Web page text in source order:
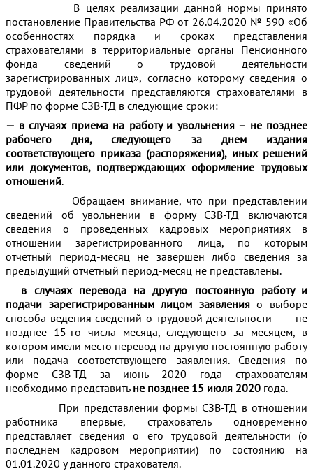
В целях реализации данной нормы принято
постановление Правительства РФ от 26.04.2020 № 590 «Об
особенностях порядка и сроках представления
страхователями в территориальные органы Пенсионного
фонда сведений о трудовой деятельности
зарегистрированных лиц», согласно которому сведения о
трудовой деятельности представляются страхователями в
ПФР по форме СЗВ-ТД в следующие сроки:
— в случаях приема на работу и увольнения – не позднее
рабочего дня, следующего за днем издания
соответствующего приказа (распоряжения), иных решений
или документов, подтверждающих оформление трудовых
отношений.
Обращаем внимание, что при представлении
сведений об увольнении в форму СЗВ-ТД включаются
сведения о проведенных кадровых мероприятиях в
отношении зарегистрированного лица, по которым
отчетный период-месяц не завершен либо сведения за
предыдущий отчетный период-месяц не представлены.
— в случаях перевода на другую постоянную работу и
подачи зарегистрированным лицом заявленияо выборе
способа ведения сведений о трудовой деятельности — не
позднее 15-го числа месяца, следующего за месяцем, в
котором имели место перевод на другую постоянную работу
или подача соответствующего заявления. Сведения по
форме СЗВ-ТД за июнь 2020 года страхователям
необходимо представить не позднее 15 июля 2020 года.
При представлении формы СЗВ-ТД в отношении
работника впервые, страхователь одновременно
представляет сведения о его трудовой деятельности (о
последнем кадровом мероприятии) по состоянию на
01.01.2020 у данного страхователя.